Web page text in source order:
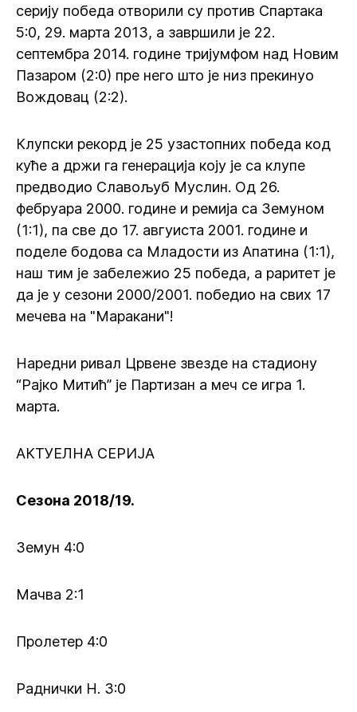
серију победа отворили су против Спартака
5:0, 29. марта 2013, а завршили је 22.
септембра 2014. године тријумфом над Новим
Пазаром (2:0) пре него што је низ прекинуо
Вождовац (2:2).
Клупски рекорд је 25 узастопних победа код
куће а држи га генерација коју је са клупе
предводио Славољуб Муслин. Од 26.
фебруара 2000. године и ремија са Земуном
(1:1), па све до 17. авгуиста 2001. године и
поделе бодова са Младости из Апатина (1:1),
наш тим је забележио 25 победа, а раритет је
да је у сезони 2000/2001. победио на свих 17
мечева на "Маракани"!
Наредни ривал Црвене звезде на стадиону
“Рајко Митић” је Партизан а меч се игра 1.
марта.
АКТУЕЛНА СЕРИЈА
Сезона 2018/19.
Земун 4:0
Мачва 2:1
Пролетер 4:0
Раднички Н. 3:0